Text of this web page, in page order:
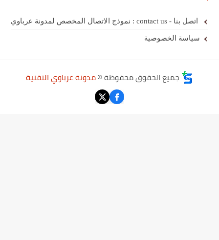
اتصل بنا - contact us : نموذج الاتصال المخصص لمدونة عرباوي
سياسة الخصوصية
جميع الحقوق محفوظة ©مدونة عرباوي التقنية